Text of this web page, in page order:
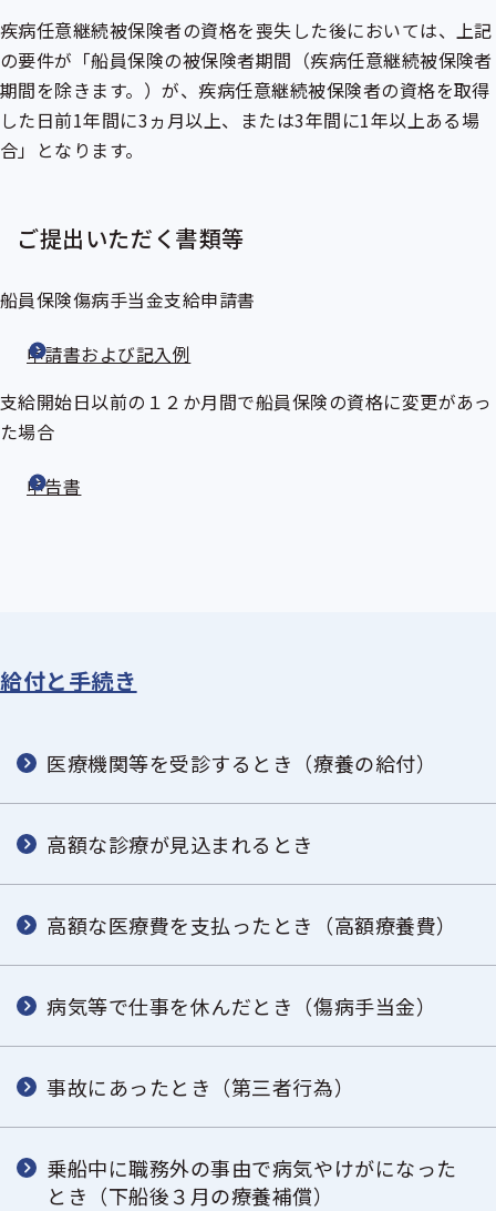
疾病任意継続被保険者の資格を喪失した後においては、上記
の要件が「船員保険の被保険者期間（疾病任意継続被保険者
期間を除きます。）が、疾病任意継続被保険者の資格を取得
した日前1年間に3ヵ月以上、または3年間に1年以上ある場
合」となります。
ご提出いただく書類等
船員保険傷病手当金支給申請書
申請書および記入例
支給開始日以前の１２か月間で船員保険の資格に変更があっ
た場合
申告書
給付と手続き
医療機関等を受診するとき（療養の給付）
高額な診療が見込まれるとき
高額な医療費を支払ったとき（高額療養費）
病気等で仕事を休んだとき（傷病手当金）
事故にあったとき（第三者行為）
乗船中に職務外の事由で病気やけがになった
とき（下船後３月の療養補償）